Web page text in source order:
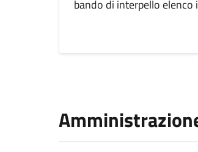
bando di interpello elenco